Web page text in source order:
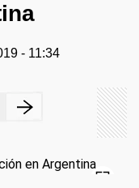
- 11:34